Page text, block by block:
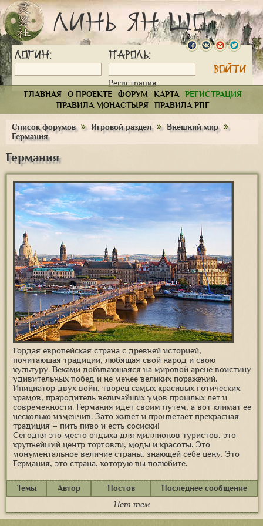
Линь Ян Шо
Логин: Пароль:
Регистрация
ГЛАВНАЯ
О ПРОЕКТЕ ФОРУМ КАРТА
РЕГИСТРАЦИЯ
ПРАВИЛА МОНАСТЫРЯ
ПРАВИЛА РПГ
Список форумов Игровой раздел
Внешний мир
Германия
Германия
Гордая европейская страна с древней историей,
почитающая традиции, любящая свой народ и свою
культуру. Веками добивающаяся на мировой арене воистину
удивительных побед и не менее великих поражений.
Инициатор двух войн, творец самых красивых готических
храмов, прародитель величайших умов прошлых лет и
современности. Германия идет своим путем, а вот климат ее
несколько изменчив. Зато живет и процветает прекрасная
традиция – пить пиво и есть сосиски!
Сегодня это место отдыха для миллионов туристов, это
крупнейший центр торговли, моды и красоты. Это
монументальное величие страны, знающей себе цену. Это
Германия, это страна, которую вы полюбите.
Темы Автор Постов Последнее сообщение
Нет тем